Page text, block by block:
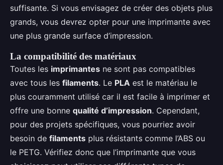
suffisante. Si vous envisagez de créer des objets plus
grands, vous devrez opter pour une imprimante avec
une plus grande surface d’impression.
La compatibilité des matériaux
Toutes les imprimantes ne sont pas compatibles
avec tous les filaments. Le PLA est le matériau le
plus couramment utilisé car il est facile à imprimer et
offre une bonne qualité d’impression. Cependant,
pour des projets spécifiques, vous pourriez avoir
besoin de filaments plus résistants comme l’ABS ou
le PETG. Vérifiez donc que l’imprimante que vous